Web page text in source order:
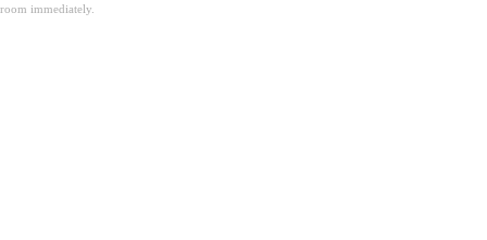
room immediately.